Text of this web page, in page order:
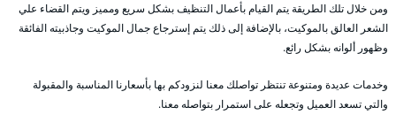
ومن خلال تلك الطريقة يتم القيام بأعمال التنظيف بشكل سريع ومميز ويتم القضاء علي
الشعر العالق بالموكيت، بالإضافة إلى ذلك يتم إسترجاع جمال الموكيت وجاذبيته الفائقة
وظهور ألوانه بشكل رائع.
وخدمات عديدة ومتنوعة تنتظر تواصلك معنا لنزودكم بها بأسعارنا المناسبة والمقبولة
والتي تسعد العميل وتجعله على استمرار بتواصله معنا.